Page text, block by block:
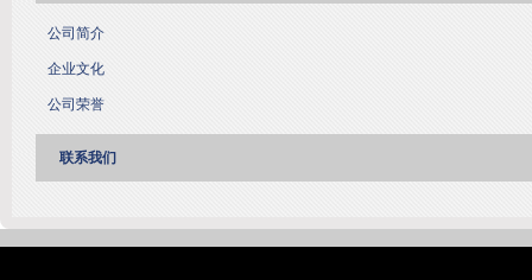
公司简介
企业文化
公司荣誉
联系我们
友情链接： 淄博装饰公司